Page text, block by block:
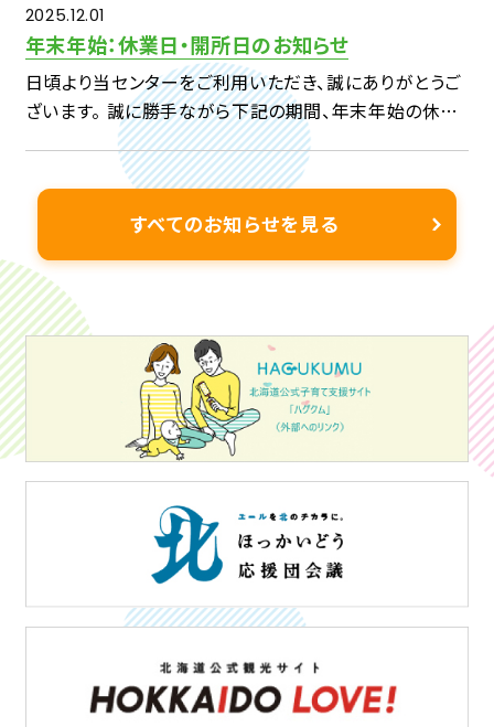
ます。 […]
2025.12.01
年末年始：休業日・開所日のお知らせ
日頃より当センターをご利用いただき、誠にありがとうご
ざいます。 誠に勝手ながら下記の期間、年末年始の休業
日とさせていただきます。 2025 年 12 月 29 日(月) ～
2026年 1 月3日(土) & […]
すべてのお知らせを見る